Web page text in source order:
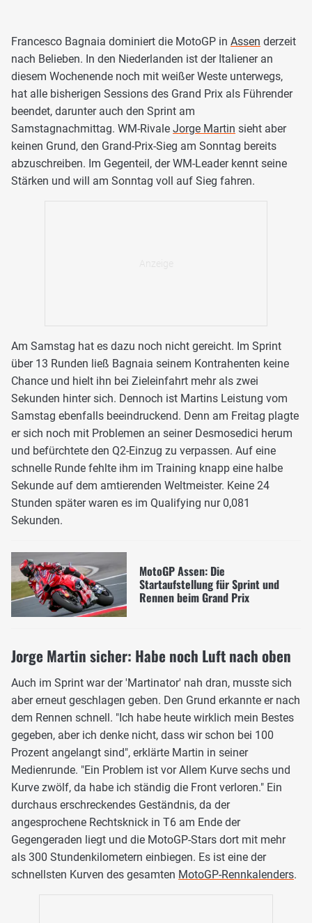
Francesco Bagnaia dominiert die MotoGP in Assen derzeit
nach Belieben. In den Niederlanden ist der Italiener an
diesem Wochenende noch mit weißer Weste unterwegs,
hat alle bisherigen Sessions des Grand Prix als Führender
beendet, darunter auch den Sprint am
Samstagnachmittag. WM-Rivale Jorge Martin sieht aber
keinen Grund, den Grand-Prix-Sieg am Sonntag bereits
abzuschreiben. Im Gegenteil, der WM-Leader kennt seine
Stärken und will am Sonntag voll auf Sieg fahren.
Am Samstag hat es dazu noch nicht gereicht. Im Sprint
über 13 Runden ließ Bagnaia seinem Kontrahenten keine
Chance und hielt ihn bei Zieleinfahrt mehr als zwei
Sekunden hinter sich. Dennoch ist Martins Leistung vom
Samstag ebenfalls beeindruckend. Denn am Freitag plagte
er sich noch mit Problemen an seiner Desmosedici herum
und befürchtete den Q2-Einzug zu verpassen. Auf eine
schnelle Runde fehlte ihm im Training knapp eine halbe
Sekunde auf dem amtierenden Weltmeister. Keine 24
Stunden später waren es im Qualifying nur 0,081
Sekunden.
MotoGP Assen: Die
Startaufstellung für Sprint und
Rennen beim Grand Prix
Jorge Martin sicher: Habe noch Luft nach oben
Auch im Sprint war der 'Martinator' nah dran, musste sich
aber erneut geschlagen geben. Den Grund erkannte er nach
dem Rennen schnell. "Ich habe heute wirklich mein Bestes
gegeben, aber ich denke nicht, dass wir schon bei 100
Prozent angelangt sind", erklärte Martin in seiner
Medienrunde. "Ein Problem ist vor Allem Kurve sechs und
Kurve zwölf, da habe ich ständig die Front verloren." Ein
durchaus erschreckendes Geständnis, da der
angesprochene Rechtsknick in T6 am Ende der
Gegengeraden liegt und die MotoGP-Stars dort mit mehr
als 300 Stundenkilometern einbiegen. Es ist eine der
schnellsten Kurven des gesamten MotoGP-Rennkalenders.